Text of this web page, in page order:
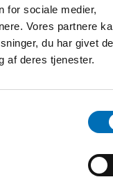
for sociale medier,
Vores partnere
du har givet
af deres tjenester.